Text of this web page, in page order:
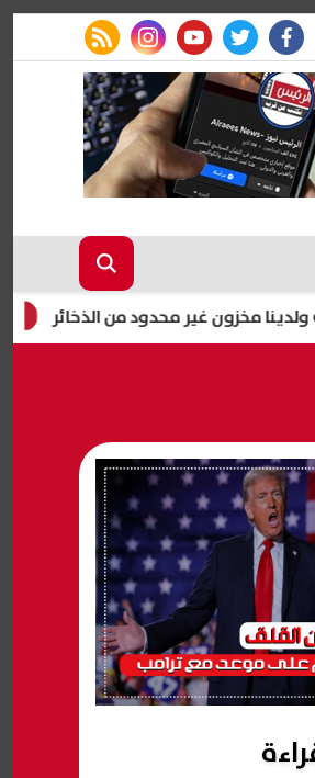
facebook
twitter
youtube
instagram
rss feed
إصابة 11 مدنيًا في هجوم للحوثيين على نجران.. والتحالف يتوعد بإجراءات رادعة غير محدود من الذخائر